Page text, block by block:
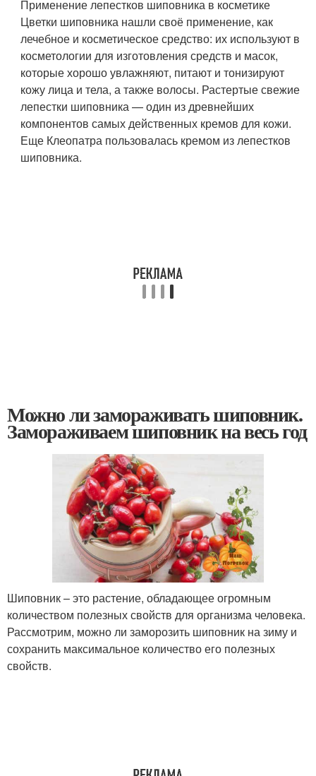
Применение лепестков шиповника в косметике
Цветки шиповника нашли своё применение, как
лечебное и косметическое средство: их используют в
косметологии для изготовления средств и масок,
которые хорошо увлажняют, питают и тонизируют
кожу лица и тела, а также волосы. Растертые свежие
лепестки шиповника — один из древнейших
компонентов самых действенных кремов для кожи.
Еще Клеопатра пользовалась кремом из лепестков
шиповника.
Можно ли замораживать шиповник.
Замораживаем шиповник на весь год
Шиповник – это растение, обладающее огромным
количеством полезных свойств для организма человека.
Рассмотрим, можно ли заморозить шиповник на зиму и
сохранить максимальное количество его полезных
свойств.